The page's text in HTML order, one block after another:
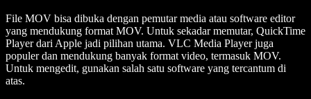
File MOV bisa dibuka dengan pemutar media atau software editor
yang mendukung format MOV. Untuk sekadar memutar, QuickTime
Player dari Apple jadi pilihan utama. VLC Media Player juga
populer dan mendukung banyak format video, termasuk MOV.
Untuk mengedit, gunakan salah satu software yang tercantum di
atas.